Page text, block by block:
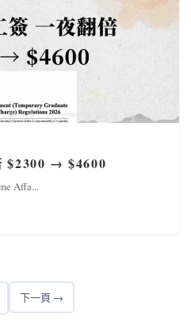
$2300 → $4600
Affa...
下一頁 →